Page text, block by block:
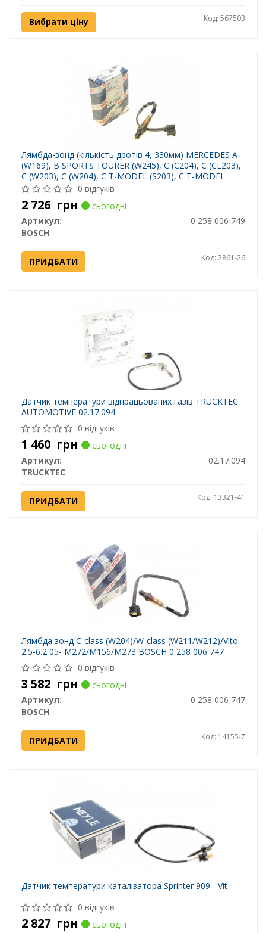
Вибрати ціну Код: 567503
Лямбда-зонд (кількість дротів 4, 330мм) MERCEDES A
(W169), B SPORTS TOURER (W245), C (C204), C (CL203),
C (W203), C (W204), C T-MODEL (S203), C T-MODEL
(S204), CLC (CL203) 1.2-6.3 06.01-
0 відгуків
2 726 грн
сьогодні
Артикул:
0 258 006 749
BOSCH
ПРИДБАТИ Код: 2861-26
Датчик температури відпрацьованих газів TRUCKTEC
AUTOMOTIVE 02.17.094
0 відгуків
1 460 грн
сьогодні
Артикул:
02.17.094
TRUCKTEC
ПРИДБАТИ Код: 13321-41
Лямбда зонд C-class (W204)/W-class (W211/W212)/Vito
2.5-6.2 05- M272/M156/M273 BOSCH 0 258 006 747
0 відгуків
3 582 грн
сьогодні
Артикул:
0 258 006 747
BOSCH
ПРИДБАТИ Код: 14155-7
Датчик температури каталізатора Sprinter 909 - Vit
0 відгуків
2 827 грн
сьогодні